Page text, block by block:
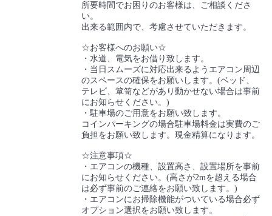
所要時間でお困りのお客様は、ご相談くださ
い。
出来る範囲内で、考慮させていただきます。
☆お客様へのお願い☆
・水道、電気をお借り致します。
・当日スムーズに対応出来るようエアコン周辺
のスペースの確保をお願いします。(ベッド、
テレビ、箪笥などがあり動かせない場合は事前
にお知らせください。)
・駐車場のご用意をお願い致します。
コインパーキングの場合駐車場料金は実費のご
負担をお願い致します。現金精算になります。
☆注意事項☆
・エアコンの機種、設置高さ、設置場所を事前
にお知らせください。(高さが2mを超える場合
は必ず事前のご連絡をお願い致します。)
・エアコンにお掃除機能がついている場合必ず
オプション選択をお願い致します。